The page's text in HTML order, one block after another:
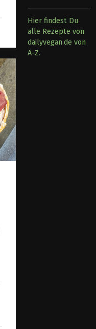
Hier findest Du
alle Rezepte von
dailyvegan.de von
A-Z.